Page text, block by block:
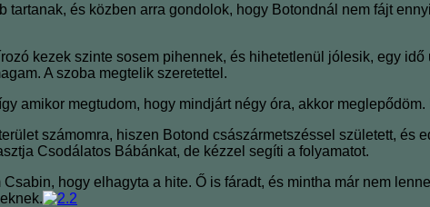
és közben arra gondolok, hogy Botondnál nem fájt
kezek szinte sosem pihennek, és hihetetlenül jólesik, egy
A szoba megtelik szeretettel.
amikor megtudom, hogy mindjárt négy óra, akkor
számomra, hiszen Botond császármetszéssel született, és
Csodálatos Bábánkat, de kézzel segíti a folyamatot.
hogy elhagyta a hite. Ő is fáradt, és mintha már nem